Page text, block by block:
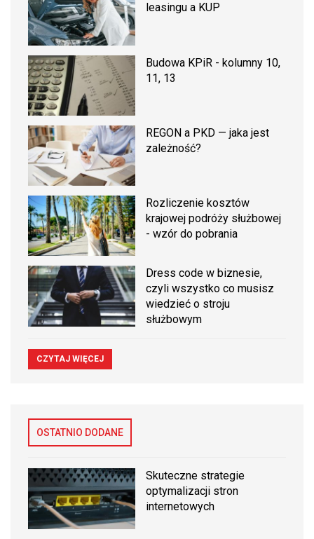
leasingu a KUP
Budowa KPiR - kolumny 10,
11, 13
REGON a PKD — jaka jest
zależność?
Rozliczenie kosztów
krajowej podróży służbowej
- wzór do pobrania
Dress code w biznesie,
czyli wszystko co musisz
wiedzieć o stroju
służbowym
CZYTAJ WIĘCEJ
OSTATNIO DODANE
Skuteczne strategie
optymalizacji stron
internetowych